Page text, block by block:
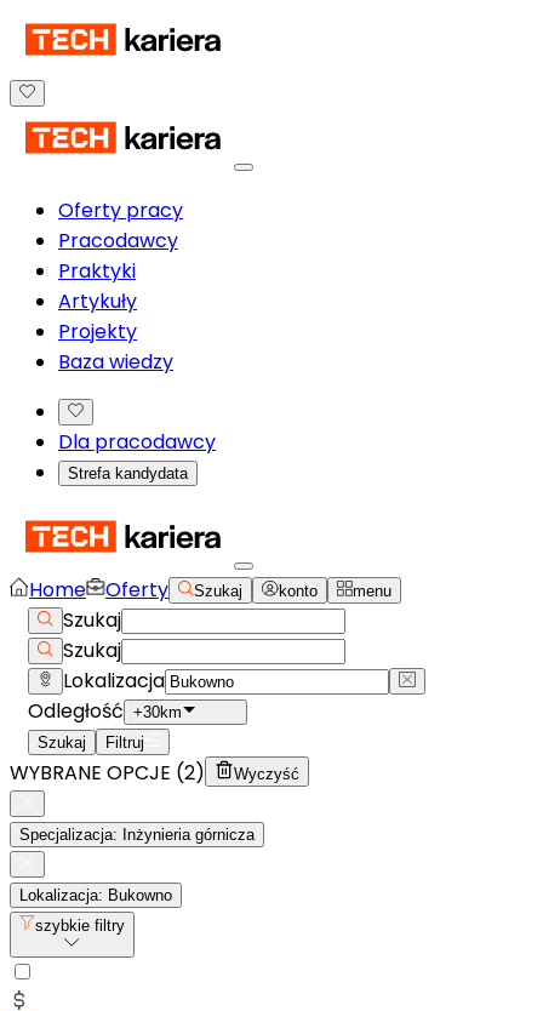
Oferty pracy
Pracodawcy
Praktyki
Artykuły
Projekty
Baza wiedzy
Dla pracodawcy
Strefa kandydata
Home Oferty Szukaj konto menu
Szukaj
Szukaj
Lokalizacja
Odległość +30km
Szukaj
Filtruj
WYBRANE OPCJE (2) Wyczyść
Specjalizacja: Inżynieria górnicza
Lokalizacja: Bukowno
szybkie filtry